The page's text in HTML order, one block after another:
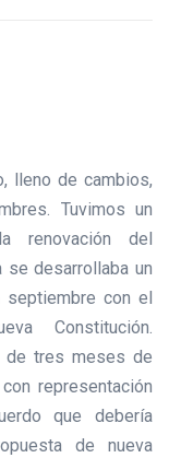
lleno de cambios,
Tuvimos un
renovación del
se desarrollaba un
septiembre con el
Constitución.
de tres meses de
representación
que debería
de nueva